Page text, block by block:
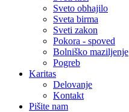
Sveto obhajilo
Sveta birma
Sveti zakon
Pokora - spoved
Bolniško maziljenje
Pogreb
Karitas
Delovanje
Kontakt
Pišite nam